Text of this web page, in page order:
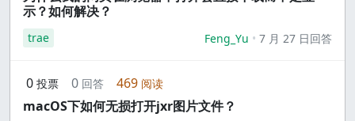
示？如何解决？
trae Feng_Yu 7 月 27 日回答
0 投票 0 回答 469 阅读
macOS下如何无损打开jxr图片文件？